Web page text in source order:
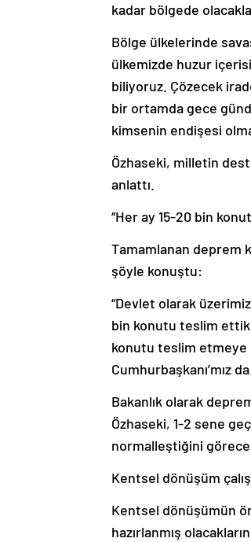
kadar bölgede
Bölge ülkelerinde
ülkemizde huzur
biliyoruz. Çözecek
bir ortamda gece
kimsenin endişesi
Özhaseki, milletin
anlattı.
“Her ay 15-20 bin
Tamamlanan deprem
şöyle konuştu:
“Devlet olarak
bin konutu teslim
konutu teslim etmeye
Cumhurbaşkanı’mız
Bakanlık olarak
Özhaseki, 1-2 sene
normalleştiğini
Kentsel dönüşüm
Kentsel dönüşümün
hazırlanmış